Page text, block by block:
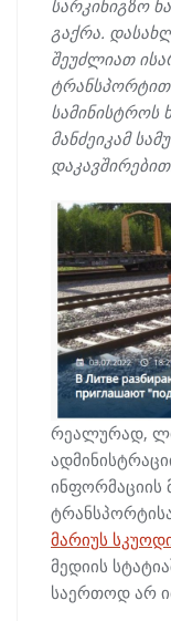
სარკინიგზო
გაქრა.
შეუძლიათ
სამინისტროს
მანძეიკამ
რეალურად,
ინფორმაციის
მარიუს
მედიის
საერთოდ არ